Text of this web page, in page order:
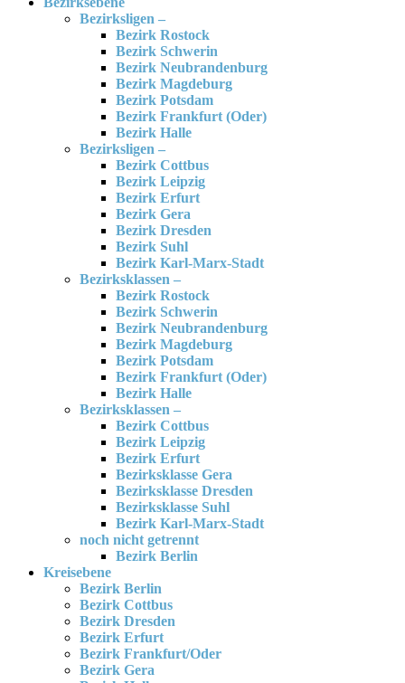
Bezirksligen –
Bezirk Rostock
Bezirk Schwerin
Bezirk Neubrandenburg
Bezirk Magdeburg
Bezirk Potsdam
Bezirk Frankfurt (Oder)
Bezirk Halle
Bezirksligen –
Bezirk Cottbus
Bezirk Leipzig
Bezirk Erfurt
Bezirk Gera
Bezirk Dresden
Bezirk Suhl
Bezirk Karl-Marx-Stadt
Bezirksklassen –
Bezirk Rostock
Bezirk Schwerin
Bezirk Neubrandenburg
Bezirk Magdeburg
Bezirk Potsdam
Bezirk Frankfurt (Oder)
Bezirk Halle
Bezirksklassen –
Bezirk Cottbus
Bezirk Leipzig
Bezirk Erfurt
Bezirksklasse Gera
Bezirksklasse Dresden
Bezirksklasse Suhl
Bezirk Karl-Marx-Stadt
noch nicht getrennt
Bezirk Berlin
Kreisebene
Bezirk Berlin
Bezirk Cottbus
Bezirk Dresden
Bezirk Erfurt
Bezirk Frankfurt/Oder
Bezirk Gera